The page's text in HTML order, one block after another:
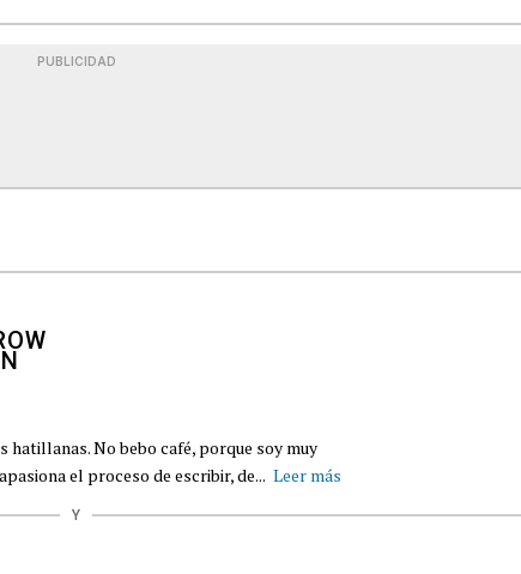
PUBLICIDAD
No bebo café, porque soy muy
el proceso de escribir, de... Leer más
Y